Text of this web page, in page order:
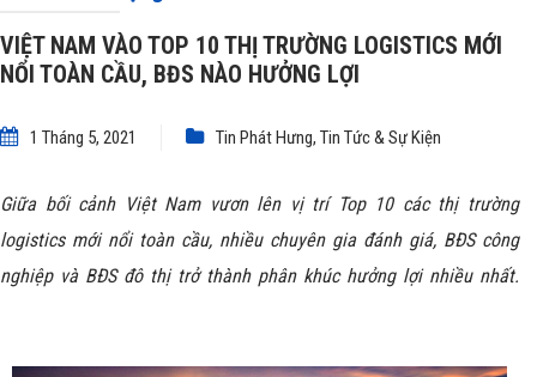
VIỆT NAM VÀO TOP 10 THỊ TRƯỜNG LOGISTICS MỚI
NỔI TOÀN CẦU, BĐS NÀO HƯỞNG LỢI
1 Tháng 5, 2021 Tin Phát Hưng, Tin Tức & Sự Kiện
Giữa bối cảnh Việt Nam vươn lên vị trí Top 10 các thị trường
logistics mới nổi toàn cầu, nhiều chuyên gia đánh giá, BĐS công
nghiệp và BĐS đô thịtrở thành phân khúc hưởng lợi nhiều nhất.